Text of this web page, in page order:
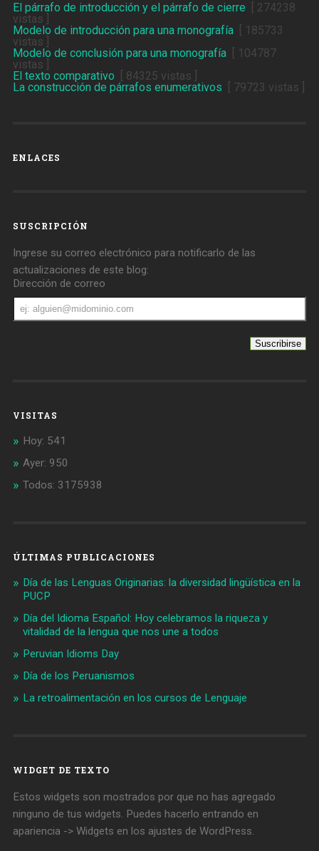
El párrafo de introducción y el párrafo de cierre [ 274238
vistas ]
Modelo de introducción para una monografía[ 185733
vistas ]
Modelo de conclusión para una monografía[ 104787
vistas ]
El texto comparativo [ 84325 vistas ]
La construcción de párrafos enumerativos [ 79723 vistas ]
ENLACES
SUSCRIPCIÓN
Ingrese su correo electrónico para notificarlo de las
actualizaciones de este blog:
Dirección de correo
Dirección
de
correo
VISITAS
Hoy: 541
Ayer: 950
Todos: 3175938
ÚLTIMAS PUBLICACIONES
Día de las Lenguas Originarias: la diversidad lingüística en la
PUCP
Día del Idioma Español: Hoy celebramos la riqueza y
vitalidad de la lengua que nos une a todos
Peruvian Idioms Day
Día de los Peruanismos
La retroalimentación en los cursos de Lenguaje
WIDGET DE TEXTO
Estos widgets son mostrados por que no has agregado
ninguno de tus widgets. Puedes hacerlo entrando en
apariencia -> Widgets en los ajustes de WordPress.